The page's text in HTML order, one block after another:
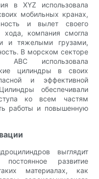
в XYZ использовала
мобильных кранах,
и вылет своего
хода, компания смогла
и тяжелыми грузами,
В морском секторе
ABC использовала
цилиндры в своих
и эффективной
обеспечивали
ко всем частям
работы и повышенную
выглядит
развитие
материалах, как